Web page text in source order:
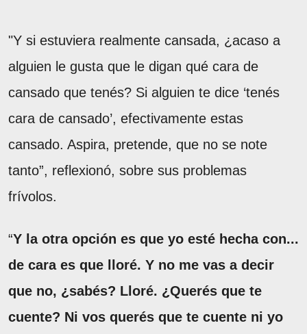
"Y si estuviera realmente cansada, ¿acaso a
alguien le gusta que le digan qué cara de
cansado que tenés? Si alguien te dice ‘tenés
cara de cansado’, efectivamente estas
cansado. Aspira, pretende, que no se note
tanto”, reflexionó, sobre sus problemas
frívolos.
“Y la otra opción es que yo esté hecha con...
de cara es que lloré. Y no me vas a decir
que no, ¿sabés? Lloré. ¿Querés que te
cuente? Ni vos querés que te cuente ni yo